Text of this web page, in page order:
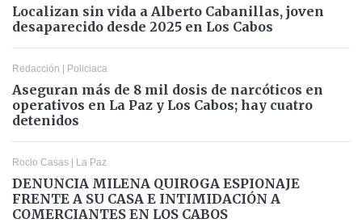
Localizan sin vida a Alberto Cabanillas, joven
desaparecido desde 2025 en Los Cabos
Redacción | Policiaca
Aseguran más de 8 mil dosis de narcóticos en
operativos en La Paz y Los Cabos; hay cuatro
detenidos
Rocio Casas | La Paz
DENUNCIA MILENA QUIROGA ESPIONAJE
FRENTE A SU CASA E INTIMIDACIÓN A
COMERCIANTES EN LOS CABOS